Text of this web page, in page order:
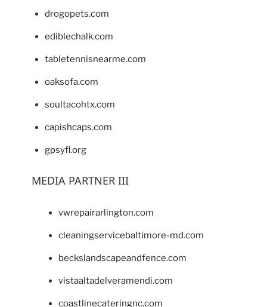
drogopets.com
ediblechalk.com
tabletennisnearme.com
oaksofa.com
soultacohtx.com
capishcaps.com
gpsyfl.org
MEDIA PARTNER III
vwrepairarlington.com
cleaningservicebaltimore-md.com
beckslandscapeandfence.com
vistaaltadelveramendi.com
coastlinecateringnc.com